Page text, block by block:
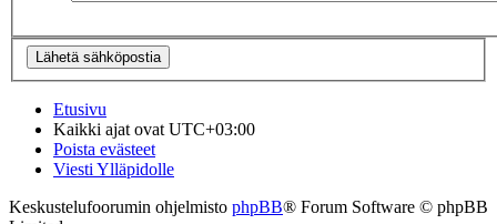
Etusivu
Kaikki ajat ovatUTC+03:00
Poista evästeet
Viesti Ylläpidolle
Keskustelufoorumin ohjelmisto phpBB® Forum Software © phpBB